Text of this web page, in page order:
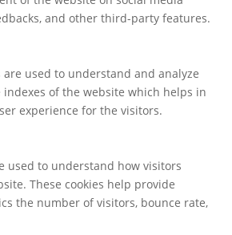
and other third-party features.
are used to understand and analyze
of the website which helps in
experience for the visitors.
used to understand how visitors
These cookies help provide
the number of visitors, bounce rate,